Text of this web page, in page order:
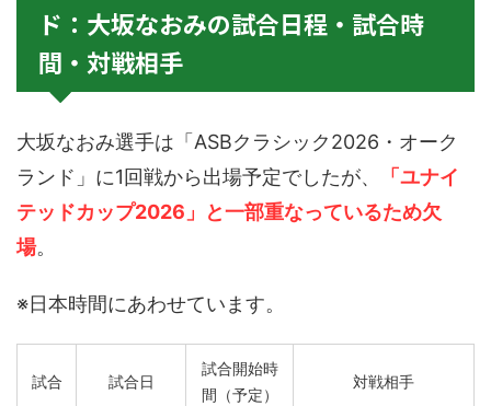
ド：大坂なおみの試合日程・試合時
間・対戦相手
大坂なおみ選手は「ASBクラシック2026・オーク
ランド」に1回戦から出場予定でしたが、
「ユナイ
テッドカップ2026」と一部重なっているため欠
場。
※日本時間にあわせています。
試合 試合日
試合開始時
間（予定）
対戦相手